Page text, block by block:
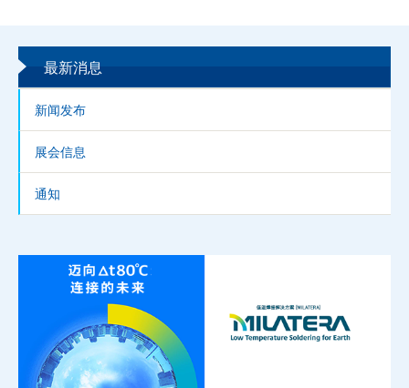
最新消息
新闻发布
展会信息
通知